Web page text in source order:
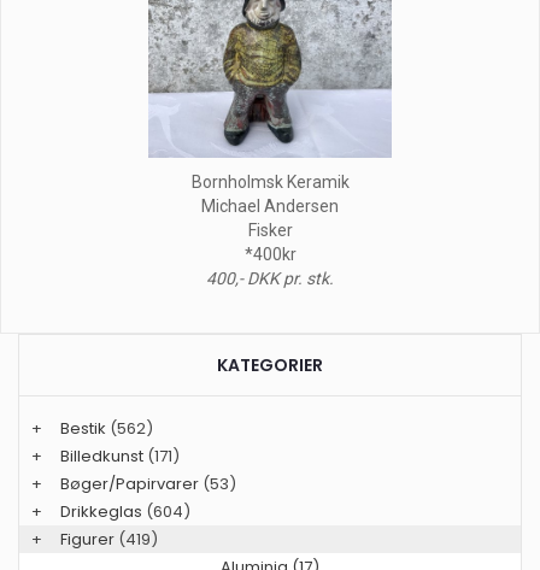
Bornholmsk Keramik
Michael Andersen
Fisker
*400kr
400,- DKK pr. stk.
KATEGORIER
+ Bestik (562)
+
Billedkunst (171)
+
Bøger/Papirvarer (53)
+
Drikkeglas (604)
+
Figurer (419)